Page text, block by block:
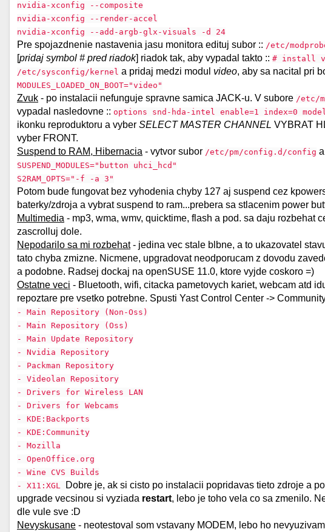
nvidia-xconfig --composite
nvidia-xconfig --render-accel
nvidia-xconfig --add-argb-glx-visuals -d 24
Pre spojazdnenie nastavenia jasu monitora edituj subor :: /etc/
[pridaj symbol # pred riadok] riadok tak, aby vypadal takto :: # install
/etc/sysconfig/kernel a pridaj medzi modul video, aby sa nacital pri
MODULES_LOADED_ON_BOOT="video"
Zvuk - po instalacii nefunguje spravne samica JACK-u. V subore /etc/
vypadal nasledovne :: options snd-hda-intel enable=1 index=0
ikonku reproduktoru a vyber SELECT MASTER CHANNEL VYBRAT
vyber FRONT.
Suspend to RAM, Hibernacia - vytvor subor /etc/pm/config.d/config
SUSPEND_MODULES="button uhci_hcd"
S2RAM_OPTS="-f -a 3"
Potom bude fungovat bez vyhodenia chyby 127 aj suspend cez
baterky/zdroja a vybrat suspend to ram...prebera sa stlacenim power
Multimedia - mp3, wma, wmv, quicktime, flash a pod. sa daju rozbehat
zascrolluj dole.
Nepodarilo sa mi rozbehat- jedina vec stale blbne, a to ukazovatel
tato chyba zmizne. Nicmene, upgradovat neodporucam z dovodu
a podobne. Radsej dockaj na openSUSE 11.0, ktore vyjde coskoro =)
Ostatne veci - Bluetooth, wifi, citacka pametovych kariet, webcam atd
repoztare pre vsetko potrebne. Spusti Yast Control Center ->
- Main Repository (Non-Oss)
- Main Repository (Oss)
- Main Update Repository
- Nvidia Repository
- Packman Repository
- Videolan Repository
- Drivers for Wireless LAN
- Drivers for Webcams
- KDE:Backports
- KDE:Community
- Mozilla
- OpenOffice.org
- Wine CVS Builds
- X11:XGL
Dobre je, ak si cisto po instalacii popridavas tieto zdroje a
upgrade vecsinou si vyziada restart, lebo je toho vela co sa zmenilo.
dle vule sve :D
Nevyskusane - neotestoval som vstavany MODEM, lebo ho